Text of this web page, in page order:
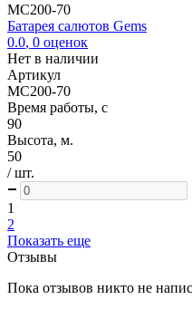
MC200-70
Батарея салютов Gems
0.0, 0 оценок
Нет в наличии
Артикул
MC200-70
Время работы, с
90
Высота, м.
50
/ шт.
1
2
Показать еще
Отзывы
Пока отзывов никто не